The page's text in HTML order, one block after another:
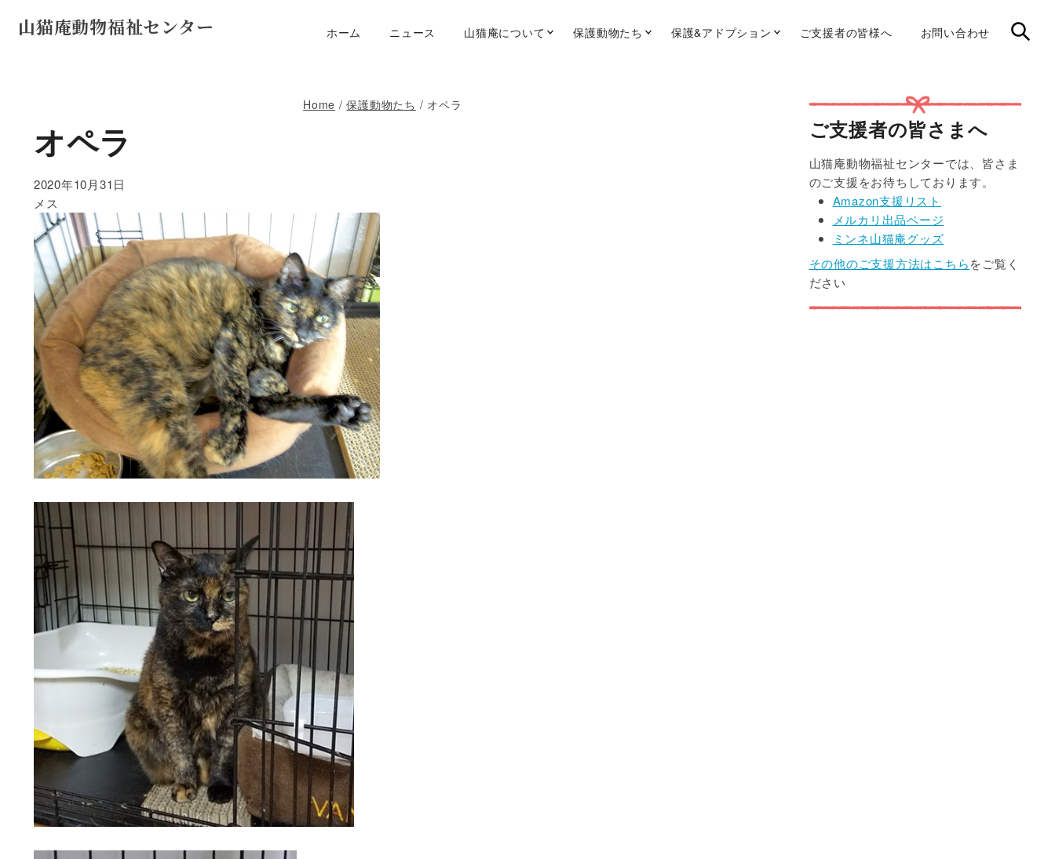
山猫庵動物福祉センター ホーム ニュース
山猫庵について
保護動物たち
保護&アドプション
ご支援者の皆様へ お問い合わせ
Home / 保護動物たち / オペラ
オペラ
2020年10月31日
メス
Primary
Sidebar
ご支援者の皆さまへ
山猫庵動物福祉センターでは、皆さま
のご支援をお待ちしております。
Amazon支援リスト
メルカリ出品ページ
ミンネ山猫庵グッズ
その他のご支援方法はこちらをご覧く
ださい